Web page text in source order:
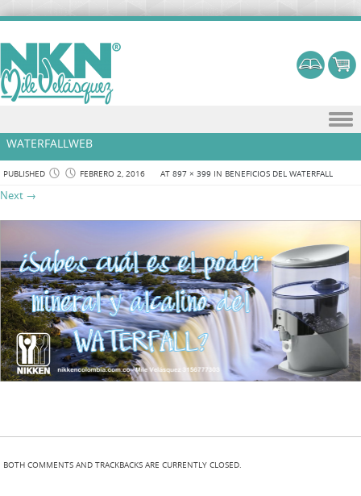
Skip to content
WATERFALLWEB
PUBLISHED FEBRERO 2, 2016 AT 897 × 399 IN BENEFICIOS DEL WATERFALL
Next →
BOTH COMMENTS AND TRACKBACKS ARE CURRENTLY CLOSED.